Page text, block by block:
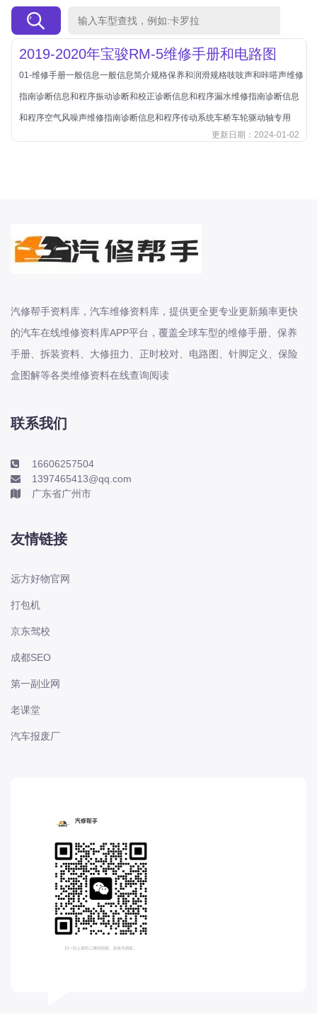
北汽制造
宝马
宝骏
宾利
本田
本田-东风本田
本田-广州本田
标致
标致-进口
比亚迪
比亚迪商用车
比速
创维
昌河
长安
长安-跨越
D
DS
DS
DS-进口
东南
2019-2020年宝骏RM-5维修手册和电路图
01-维修手册一般信息一般信息简介规格保养和润滑规格吱吱声和咔嗒声维修
指南诊断信息和程序振动诊断和校正诊断信息和程序漏水维修指南诊断信息
和程序空气风噪声维修指南诊断信息和程序传动系统车桥车轮驱动轴专用
更新日期：2024-01-02
汽修帮手资料库，汽车维修资料库，提供更全更专业更新频率更快
的汽车在线维修资料库APP平台，覆盖全球车型的维修手册、保养
手册、拆装资料、大修扭力、正时校对、电路图、针脚定义、保险
盒图解等各类维修资料在线查询阅读
联系我们
16606257504
1397465413@qq.com
广东省广州市
友情链接
远方好物官网
打包机
京东驾校
成都SEO
第一副业网
老课堂
汽车报废厂